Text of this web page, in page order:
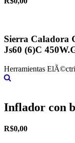
Sierra Caladora
Js60 (6)C
Herramientas
Inflador con
R$0,00